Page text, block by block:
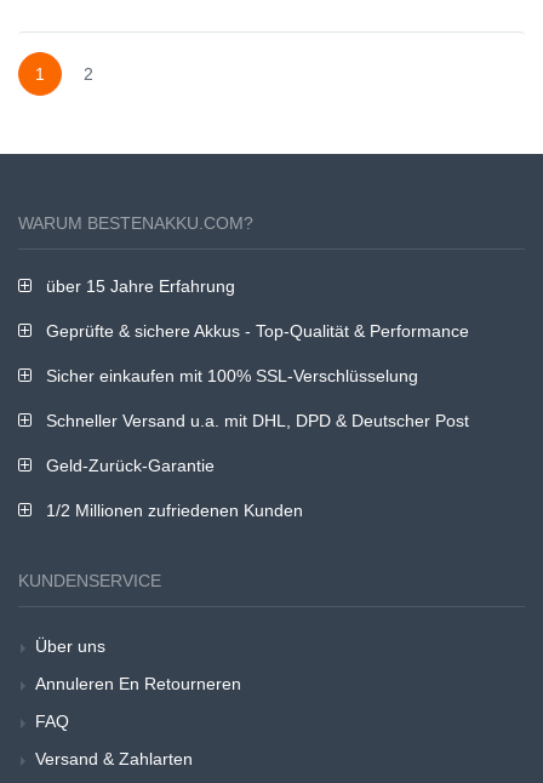
788W
C8JU
AS1400XV
1 2
WARUM BESTENAKKU.COM?
über 15 Jahre Erfahrung
Geprüfte & sichere Akkus - Top-Qualität & Performance
Sicher einkaufen mit 100% SSL-Verschlüsselung
Schneller Versand u.a. mit DHL, DPD & Deutscher Post
Geld-Zurück-Garantie
1/2 Millionen zufriedenen Kunden
KUNDENSERVICE
Über uns
Annuleren En Retourneren
FAQ
Versand & Zahlarten